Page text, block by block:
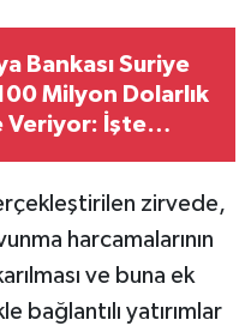
Bankası Suriye
Milyon Dolarlık
Veriyor: İşte
zirvede,
harcamalarının
ve buna ek
bağlantılı yatırımlar